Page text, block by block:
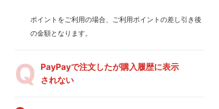
ポイントをご利用の場合、ご利用ポイントの差し引き後
の金額となります。
PayPayで注文したが購入履歴に表示
されない